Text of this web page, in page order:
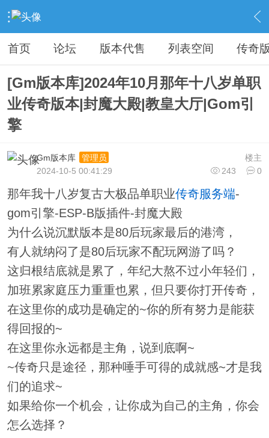
› 传奇私服专区 › 传奇商业版本免费下载 › 内容
首页 论坛 版本代售 列表空间 传奇
[Gm版本库]2024年10月那年十八岁单职
业传奇版本|封魔大殿|教皇大厅|Gom引
擎
楼主
Gm版本库
管理员
243
0
2024-10-5 00:41:29
那年我十八岁复古大极品单职业传奇服务端-
gom引擎-ESP-B版插件-封魔大殿
为什么说沉默版本是80后玩家最后的港湾，
有人就纳闷了是80后玩家不配玩网游了吗？
这归根结底就是累了，年纪大熬不过小年轻们，
加班累家庭压力重重也累，但只要你打开传奇，
在这里你的成功是确定的~你的所有努力是能获
得回报的~
在这里你永远都是主角，说到底啊~
~传奇只是途径，那种唾手可得的成就感~才是我
们的追求~
如果给你一个机会，让你成为自己的主角，你会
怎么选择？